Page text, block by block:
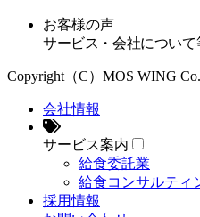
お客様の声
サービス・会社について
Copyright（C）MOS WING
会社情報
サービス案内
給食委託業
給食コンサルティ
採用情報